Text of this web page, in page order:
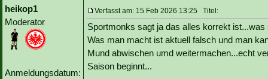
heikop1
Moderator
Anmeldungsdatum:
Verfasst am: 15 Feb 2026 13:25 Titel:
Sportmonks sagt ja das alles korrekt ist...was
Was man macht ist aktuell falsch und man
Mund abwischen umd weitermachen...echt
Saison beginnt...